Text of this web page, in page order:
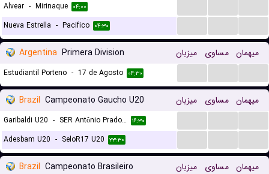
Alvear - Mirinaque ۰۴:۰۰
Nueva Estrella - Pacifico ۰۴:۳۰
Argentina Primera Division میزبان مساوی میهمان
Estudiantil Porteno - 17 de Agosto ۰۴:۳۰
Brazil Campeonato Gaucho U20 میزبان مساوی میهمان
Garibaldi U20 - SER Antônio Prado U20 ۱۶:۳۰
Adesbam U20 - SeloR17 U20 ۲۳:۳۰
Brazil Campeonato Brasileiro میزبان مساوی میهمان